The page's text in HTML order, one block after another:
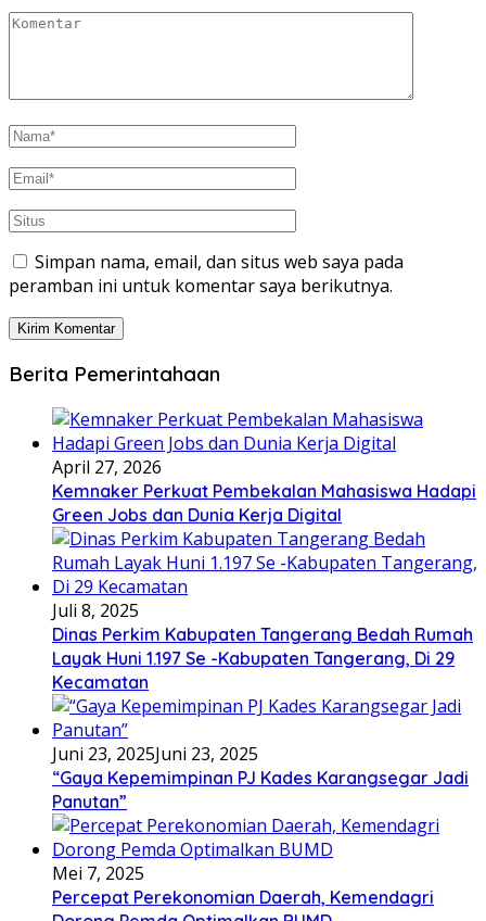
Simpan nama, email, dan situs web saya pada
peramban ini untuk komentar saya berikutnya.
Berita Pemerintahaan
April 27, 2026
Kemnaker Perkuat Pembekalan Mahasiswa Hadapi
Green Jobs dan Dunia Kerja Digital
Juli 8, 2025
Dinas Perkim Kabupaten Tangerang Bedah Rumah
Layak Huni 1.197 Se -Kabupaten Tangerang, Di 29
Kecamatan
Juni 23, 2025Juni 23, 2025
“Gaya Kepemimpinan PJ Kades Karangsegar Jadi
Panutan”
Mei 7, 2025
Percepat Perekonomian Daerah, Kemendagri